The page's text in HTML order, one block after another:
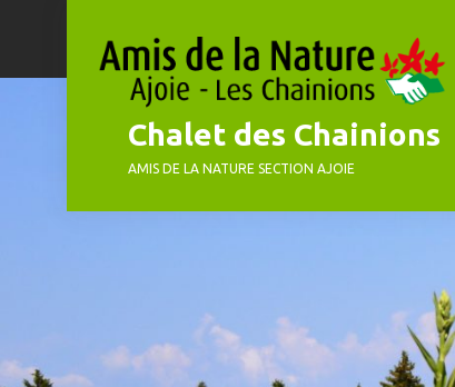
content
Chalet des Chainions
AMIS DE LA NATURE SECTION AJOIE